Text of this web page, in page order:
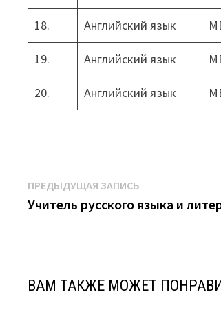
18. Английский язык
19. Английский язык
20. Английский язык
Навигация
по
ПРЕДЫДУЩАЯ ЗАПИСЬ
запись:
Учитель русского языка и
ВАМ ТАКЖЕ МОЖЕТ